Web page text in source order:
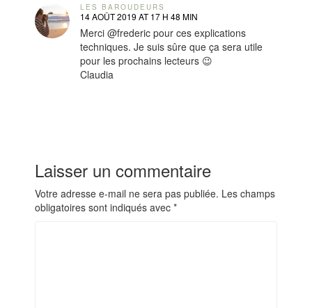
LES BAROUDEURS
14 AOÛT 2019 AT 17 H 48 MIN
Merci @frederic pour ces explications
techniques. Je suis sûre que ça sera utile
pour les prochains lecteurs 😉
Claudia
Laisser un commentaire
Votre adresse e-mail ne sera pas publiée. Les champs
obligatoires sont indiqués avec *